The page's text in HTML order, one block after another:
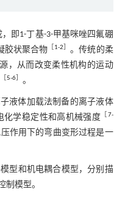
即1-丁基-3-甲基咪唑四氟硼
胶状聚合物 1-2
。传统的柔
，从而改变柔性机构的运动
5-6 。
液体加载法制备的离子液体
化学稳定性和高机械强度
7-
作用下的弯曲变形过程是一
型和机电耦合模型，分别描
制模型。